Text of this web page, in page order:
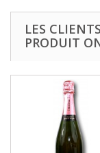
LES
PRODUIT